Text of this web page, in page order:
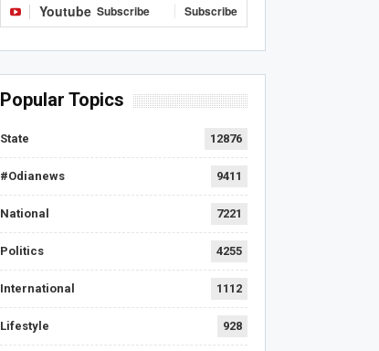
Youtube Subscribe Subscribe
Popular Topics
State 12876
#Odianews 9411
National 7221
Politics 4255
International 1112
Lifestyle 928